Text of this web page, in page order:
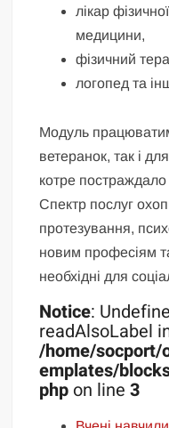
лікар
медицини,
фізичний
логопед та
Модуль
ветеранок, так і
котре постраждало
Спектр послуг
протезування,
новим професіям
необхідні для
Notice:
readAlsoLabel
/home/
emplates/
php on line3